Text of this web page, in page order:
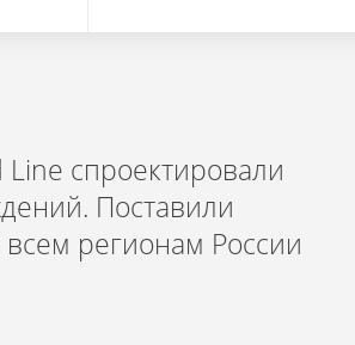
спроектировали
Поставили
регионам России